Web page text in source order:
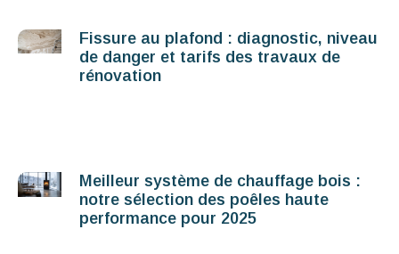
Fissure au plafond : diagnostic, niveau
de danger et tarifs des travaux de
rénovation
Meilleur système de chauffage bois :
notre sélection des poêles haute
performance pour 2025